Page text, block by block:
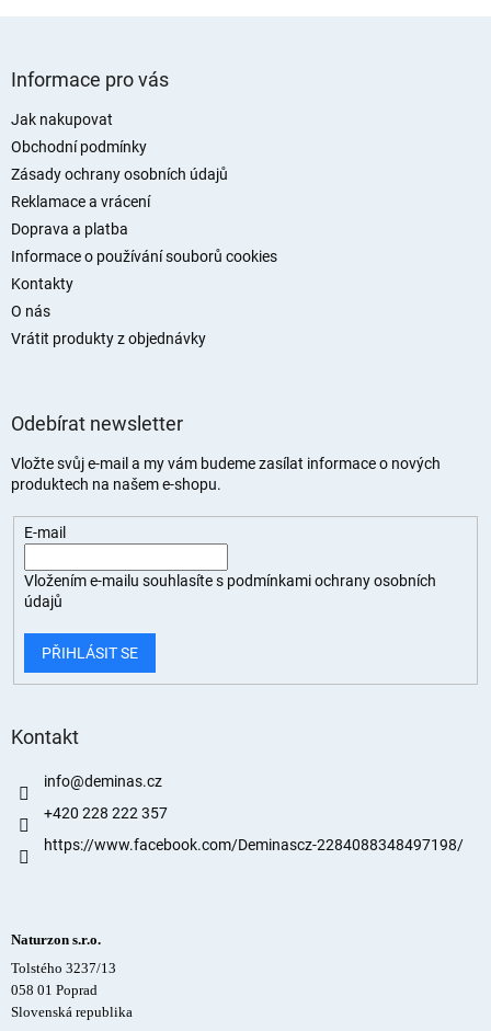
Informace pro vás
Jak nakupovat
Obchodní podmínky
Zásady ochrany osobních údajů
Reklamace a vrácení
Doprava a platba
Informace o používání souborů cookies
Kontakty
O nás
Vrátit produkty z objednávky
Odebírat newsletter
Vložte svůj e-mail a my vám budeme zasílat informace o nových
produktech na našem e-shopu.
E-mail
Vložením e-mailu souhlasíte s podmínkami ochrany osobních
údajů
PŘIHLÁSIT SE
Kontakt
info@deminas.cz
+420 228 222 357
https://www.facebook.com/Deminascz-2284088348497198/
Naturzon s.r.o.
Tolstého 3237/13
058 01 Poprad
Slovenská republika